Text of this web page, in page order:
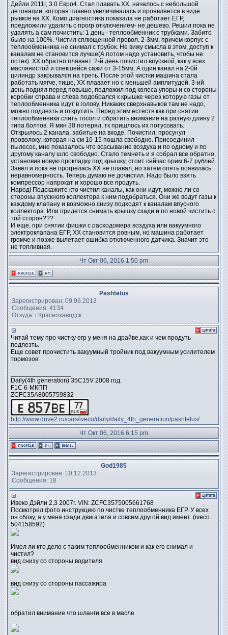
Дейли 2011г, 3.0 Евро4. Стал плавать ХХ, началось с небольшой
детонации, которая плавно увеличивалась и проявляется в виде
рывков на ХХ. Комп диагностика показала не работает ЕГР,
предложили удалить с прогр отключением- не дешево. Решил пока не
удалять а сам почистить: 1 день - теплообменник с трубками. Забито
было на 100%. Чистил сплющенной провол. 2-3мм, причем корпус с
теплообменника не снимал с трубок. Не вижу смысла в этом, доступ к
каналам не становится лучше(А потом надо установить, чтобы не
потек). ХХ обратно плавает. 2-й день почистил впускной, как у всех
маслянистой и спекшейся сажи от 3-15мм. А один канал на 2-0й
цилиндр закрывался на треть. После этой чистки машина стала
работать мягче, тише, ХХ плавает но с меньшей амплитудой. 3-ий
день поднял перед повыше, подложил под колеса упоры и со стороны
коробки справа и слева подобрался к крышке через которую газы от
теплообменника идут в голову. Никаких сверхнавыков там не надо,
можно подлезть и открутить. Перед этим естеств как при снятии
теплообменника слить тосол и обратить внимание на разную длину 2
типа болтов. Я мин 30 потерял, тк пришлось их потусовать.
Открылось 2 канала, забитые на входе. Почистил, просунул
проволоку, которая на см 10-15 пошла свободно. Присоединил
пылесос, мне показалось что всасывание воздуха и по одному и по
другому каналу шло свободно. Стало темнеть и я собрал все обратно,
установив новую прокладку под крышку, стоит сейчас прим 6-7 рублей.
Завел и пока не прогрелась ХХ не плавал, но затем опять появилась
неравномерность. Теперь думаю не дочистил. Надо было взять
компрессор напрокат и хорошо все продуть.
Народ! Подскажите кто чистил каналы, как они идут, можно ли со
стороны впускного коллектора к ним подобраться. Они же ведут газы к
каждому клапану и возможно снизу подходят к каналам впусного
коллектора. Или придется снимать крышку сзади и по новой чистить с
той сторон???
И еще, при снятии фишки с расходомера воздуха или вакуумного
электроклапана ЕГР, ХХ становится ровным, но машина работает
громче и позже вылетает ошибка отключенного датчика. Значит это
не топливная.
Чт Окт 06, 2016 1:50 pm
Pashtetus
Зарегистрирован: 09.06.2013
Сообщения: 4134
Откуда: г.Краснозаводск.
Читай тему про чистку егр у меня на драйве,как и чем продуть
подлезть.
Еще совет прочистить вакуумный тройник под вакуумным усилителем
тормозов.
Daily(4th generation) 35C15V 2008 год.
F1C 6-МКПП
ZCFC35A8005759832
http://www.drive2.ru/cars/iveco/daily/daily_4th_generation/pashtetus/
Чт Окт 06, 2016 6:15 pm
God1985
Зарегистрирован: 10.12.2013
Сообщения: 18
Ивеко Дэйли 2,3 2007г. VIN: ZCFC3575005661768
Посмотрел фото инструкцию по чистке теплообменника ЕГР. У всех
он сбоку, а у меня сзади двигателя и совсем другой вид имеет. (iveco
504158592)
Имел ли кто дело с таким теплообменником и как его снимал и
чистил?
вид снизу со стороны водителя
вид снизу со стороны пассажира
обратил внимание что шланги все в масле